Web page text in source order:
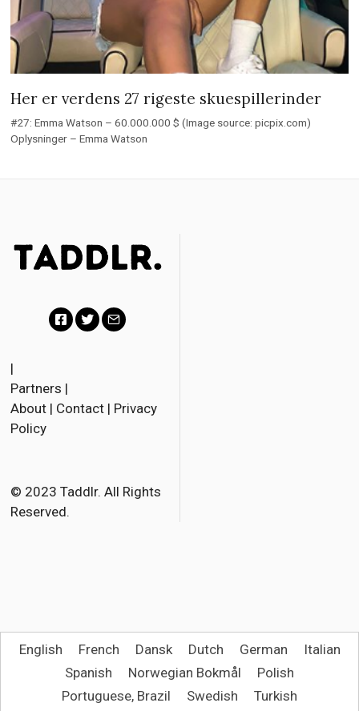
Her er verdens 27 rigeste skuespillerinder
#27: Emma Watson – 60.000.000 $ (Image source: picpix.com)
Oplysninger – Emma Watson
c
e
o
k
t
r
i
|
Partners |
About | Contact | Privacy
Policy
© 2023 Taddlr. All Rights
Reserved.
English French Dansk Dutch German
Italian
Spanish
Norwegian Bokmål
Polish
Portuguese, Brazil
Swedish Turkish